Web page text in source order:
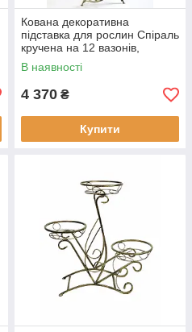
Кована декоративна
підставка для рослин Спіраль
кручена на 12 вазонів,
Хатинка 166 см
В наявності
4 370 ₴
Купити